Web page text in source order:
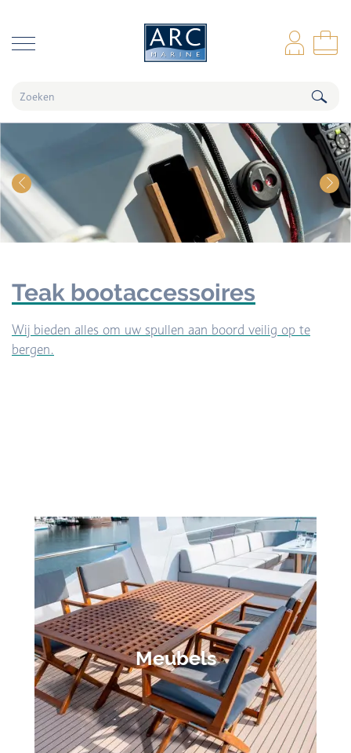
Teak bootaccessoires
Wij bieden alles om uw spullen aan boord veilig op te
bergen.
Meubels